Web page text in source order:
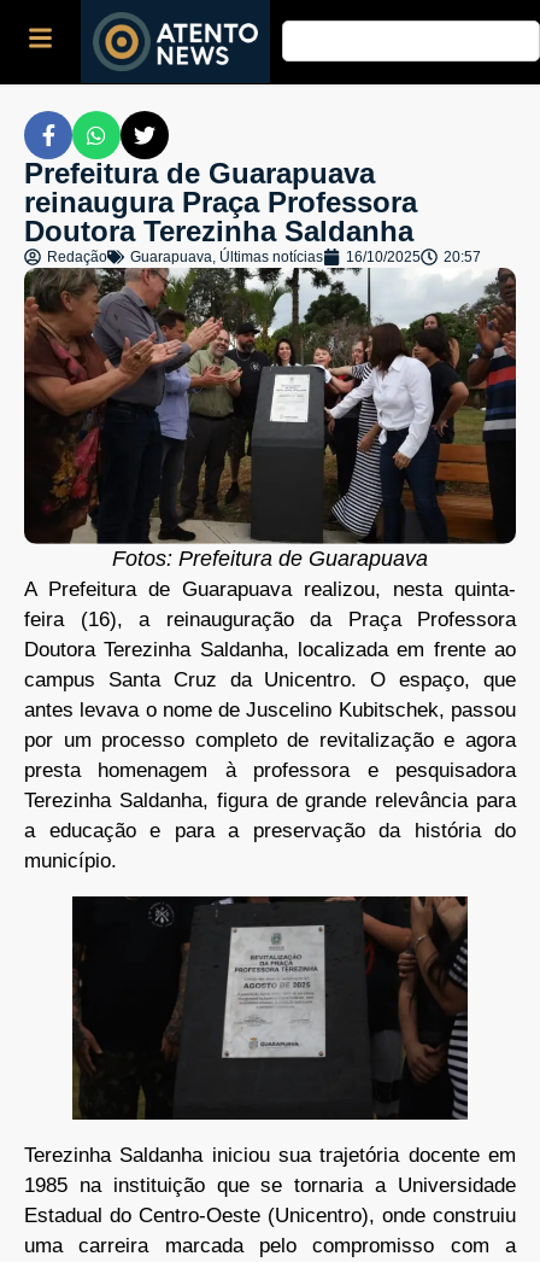
Prefeitura de Guarapuava
reinaugura Praça Professora
Doutora Terezinha Saldanha
Redação Guarapuava, Últimas notícias 16/10/2025 20:57
Fotos: Prefeitura de Guarapuava
A Prefeitura de Guarapuava realizou, nesta quinta-
feira (16), a reinauguração da Praça Professora
Doutora Terezinha Saldanha, localizada em frente ao
campus Santa Cruz da Unicentro. O espaço, que
antes levava o nome de Juscelino Kubitschek, passou
por um processo completo de revitalização e agora
presta homenagem à professora e pesquisadora
Terezinha Saldanha, figura de grande relevância para
a educação e para a preservação da história do
município.
Terezinha Saldanha iniciou sua trajetória docente em
1985 na instituição que se tornaria a Universidade
Estadual do Centro-Oeste (Unicentro), onde construiu
uma carreira marcada pelo compromisso com a